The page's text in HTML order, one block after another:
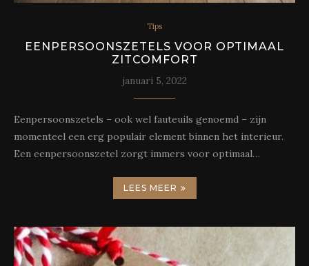
Tips
EENPERSOONSZETELS VOOR OPTIMAAL
ZITCOMFORT
januari 5, 2022
Eenpersoonszetels – ook wel fauteuils genoemd – zijn
momenteel een erg populair element binnen het interieur.
Een eenpersoonszetel zorgt immers voor optimaal…
LEES MEER